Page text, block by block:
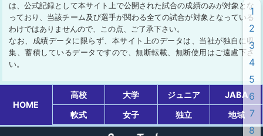
は、公式記録として本サイト上で公開された試合の成績のみが対象とな
っており、当該チーム及び選手が関わる全ての試合が対象となっている
わけではありませんので、この点、ご了承下さい。
なお、成績データに限らず、本サイト上のデータは、当社が独自に収
集、蓄積しているデータですので、無断転載、無断使用はご遠慮下さ
い。
HOME
高校 大学 ジュニア
JABA
軟式
女子 独立 地域
1
2
3
4
5
6
7
8